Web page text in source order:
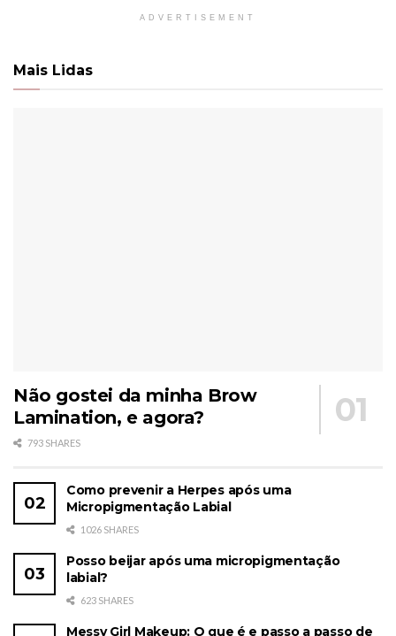
ADVERTISEMENT
Mais Lidas
Não gostei da minha Brow
Lamination, e agora?
793 SHARES
Como prevenir a Herpes após uma
Micropigmentação Labial
1026 SHARES
Posso beijar após uma micropigmentação
labial?
623 SHARES
Messy Girl Makeup: O que é e passo a passo de